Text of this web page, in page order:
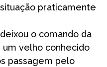
praticamente
o comando da
velho conhecido
passagem pelo